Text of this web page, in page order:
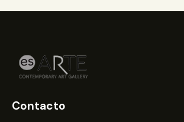
Contacto